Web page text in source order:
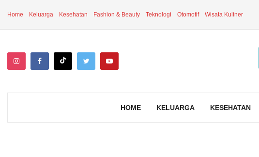
Home Keluarga Kesehatan Fashion & Beauty Teknologi Otomotif Wisata Kuliner
HOME KELUARGA KESEHATAN